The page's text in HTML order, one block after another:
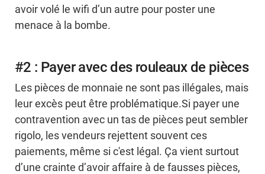
avoir volé le wifi d’un autre pour poster une
menace à la bombe.
#2 : Payer avec des rouleaux de pièces
Les pièces de monnaie ne sont pas illégales, mais
leur excès peut être problématique.Si payer une
contravention avec un tas de pièces peut sembler
rigolo, les vendeurs rejettent souvent ces
paiements, même si c'est légal. Ça vient surtout
d’une crainte d’avoir affaire à de fausses pièces,